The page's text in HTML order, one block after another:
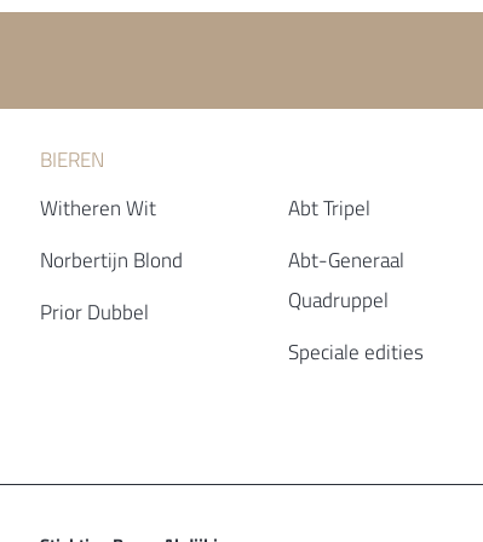
BIEREN
Witheren Wit
Norbertijn Blond
Prior Dubbel
Abt Tripel
Abt-Generaal
Quadruppel
Speciale edities